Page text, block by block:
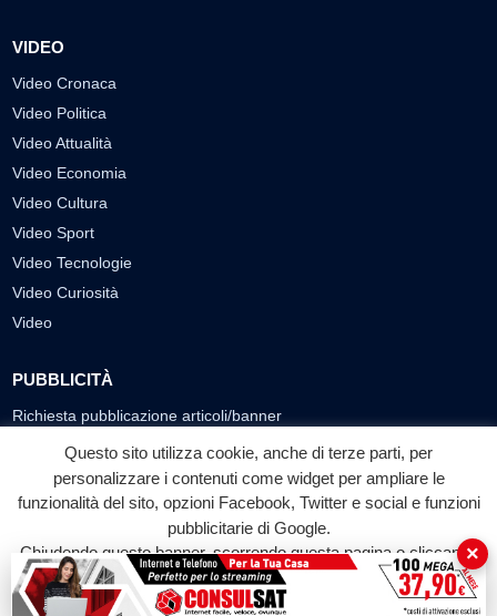
VIDEO
Video Cronaca
Video Politica
Video Attualità
Video Economia
Video Cultura
Video Sport
Video Tecnologie
Video Curiosità
Video
PUBBLICITÀ
Richiesta pubblicazione articoli/banner
SEGUICI SUI SOCIAL
f
Facebook
◎ ▶
YouTube
© 2026 LABTV - Tutti i diritti riservati
Questo sito utilizza cookie, anche di terze parti, per
personalizzare i contenuti come widget per ampliare le
funzionalità del sito, opzioni Facebook, Twitter e social e funzioni
pubblicitarie di Google.
Chiudendo questo banner, scorrendo questa pagina o cliccando
su qualunque suo elemento acconsenti all'uso dei cookie.
Accetta
×